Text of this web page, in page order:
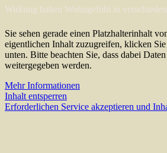
Wirkung haben Wohngefühl in
Sie sehen gerade einen Platzhalterinhalt
eigentlichen Inhalt zuzugreifen, klicken
unten. Bitte beachten Sie, dass dabei
weitergegeben werden.
Mehr Informationen
Inhalt entsperren
Erforderlichen Service akzeptieren und